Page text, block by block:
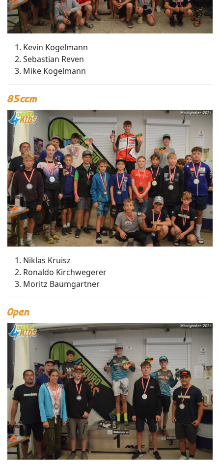
Kevin Kogelmann
Sebastian Reven
Mike Kogelmann
85ccm
Niklas Kruisz
Ronaldo Kirchwegerer
Moritz Baumgartner
Open